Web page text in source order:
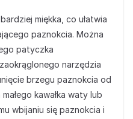
miękka, co ułatwia
paznokcia. Można
patyczka
narzędzia
brzegu paznokcia od
kawałka waty lub
wbijaniu się paznokcia i